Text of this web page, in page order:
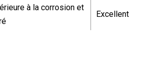
à la corrosion et
Excellent